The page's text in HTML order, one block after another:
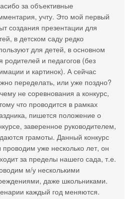
за объективные
учту. Это мой первый
создания презентации для
в детском саду редко
для детей, в основном
родителей и педагогов (без
и картинок). А сейчас
переделать, или уже поздно?
не соревнования а конкурс,
что проводится в рамках
пишется положение о
заверенное руководителем,
грамоты. Данный конкурс
уже несколько лет, он
за пределы нашего сада, т.е.
м/у несколькими
даже школьниками.
каждый год меняются.